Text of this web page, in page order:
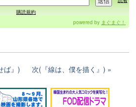
購読規約
powered by まぐまぐ！
ば』) 次(『線は、僕を描く』)